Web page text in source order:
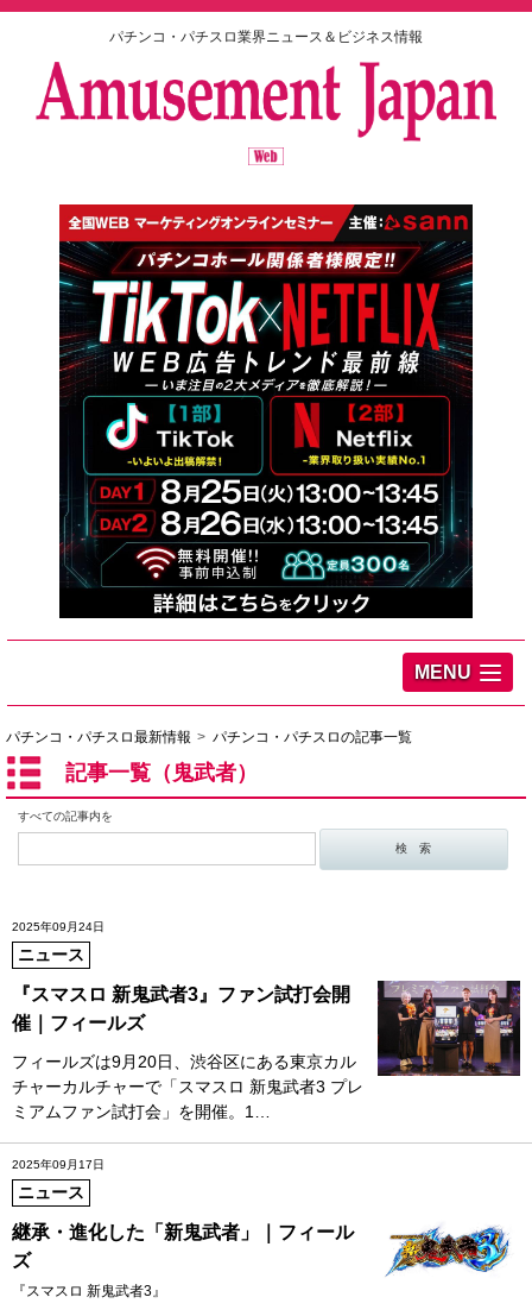
パチンコ・パチスロ業界ニュース＆ビジネス情報
MENU
パチンコ・パチスロ最新情報 パチンコ・パチスロの記事一覧
記事一覧（鬼武者）
すべての記事内を
2025年09月24日
ニュース
『スマスロ 新鬼武者3』ファン試打会開
催｜フィールズ
フィールズは9月20日、渋谷区にある東京カル
チャーカルチャーで「スマスロ 新鬼武者3 プレ
ミアムファン試打会」を開催。1…
2025年09月17日
ニュース
継承・進化した「新鬼武者」｜フィール
ズ
『スマスロ 新鬼武者3』